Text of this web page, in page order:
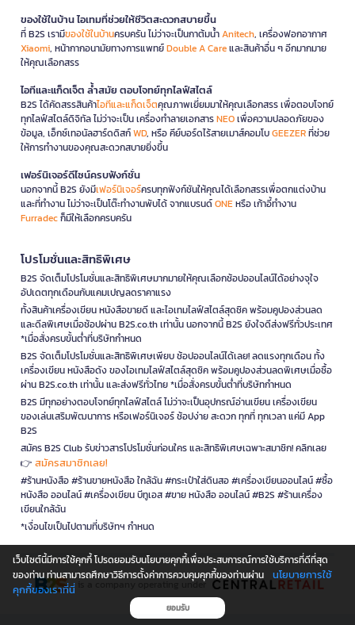
ของใช้ในบ้าน ไอเทมที่ช่วยให้ชีวิตสะดวกสบายขึ้น
ที่ B2S เรามีของใช้ในบ้านครบครัน ไม่ว่าจะเป็นกาต้มน้ำAnitech, เครื่องฟอกอากาศ
Xiaomi, หน้ากากอนามัยทางการแพทย์Double A Careและสินค้าอื่น ๆ อีกมากมาย
ให้คุณเลือกสรร
ไอทีและแก็ดเจ็ต ล้ำสมัย ตอบโจทย์ทุกไลฟ์สไตล์
B2S ได้คัดสรรสินค้าไอทีและแก็ดเจ็ตคุณภาพเยี่ยมมาให้คุณเลือกสรร เพื่อตอบโจทย์
ทุกไลฟ์สไตล์ดิจิทัล ไม่ว่าจะเป็น เครื่องทำลายเอกสารNEOเพื่อความปลอดภัยของ
ข้อมูล, เอ็กซ์เทอนัลฮาร์ดดิสก์WD, หรือ คีย์บอร์ดไร้สายเมาส์คอมโบGEEZERที่ช่วย
ให้การทำงานของคุณสะดวกสบายยิ่งขึ้น
เฟอร์นิเจอร์ดีไซน์ครบฟังก์ชั่น
นอกจากนี้ B2S ยังมีเฟอร์นิเจอร์ครบทุกฟังก์ชันให้คุณได้เลือกสรรเพื่อตกแต่งบ้าน
และที่ทำงาน ไม่ว่าจะเป็นโต๊ะทำงานพับได้ จากแบรนด์ONEหรือ เก้าอี้ทำงาน
Furradecก็มีให้เลือกครบครัน
โปรโมชั่นและสิทธิพิเศษ
B2S จัดเต็มโปรโมชั่นและสิทธิพิเศษมากมายให้คุณเลือกช้อปออนไลน์ได้อย่างจุใจ
อัปเดตทุกเดือนกับแคมเปญลดราคาแรง
ทั้งสินค้าเครื่องเขียน หนังสือขายดี และไอเทมไลฟ์สไตล์สุดชิค พร้อมคูปองส่วนลด
และดีลพิเศษเมื่อช้อปผ่าน B2S.co.th เท่านั้น นอกจากนี้ B2S ยังใจดีส่งฟรีทั่วประเทศ
*เมื่อสั่งครบขั้นต่ำที่บริษัทกำหนด
B2S จัดเต็มโปรโมชั่นและสิทธิพิเศษเพียบ ช้อปออนไลน์ได้เลย! ลดแรงทุกเดือน ทั้ง
เครื่องเขียน หนังสือดัง ของไอเทมไลฟ์สไตล์สุดชิค พร้อมคูปองส่วนลดพิเศษเมื่อซื้อ
ผ่าน B2S.co.th เท่านั้น และส่งฟรีทั่วไทย *เมื่อสั่งครบขั้นต่ำที่บริษัทกำหนด
B2S มีทุกอย่างตอบโจทย์ทุกไลฟ์สไตล์ ไม่ว่าจะเป็นอุปกรณ์อ่านเขียน เครื่องเขียน
ของเล่นเสริมพัฒนาการ หรือเฟอร์นิเจอร์ ช้อปง่าย สะดวก ทุกที่ ทุกเวลา แค่มี App
B2S
สมัคร B2S Club รับข่าวสารโปรโมชั่นก่อนใคร และสิทธิพิเศษเฉพาะสมาชิก! คลิกเลย
👉 สมัครสมาชิกเลย!
#ร้านหนังสือ #ร้านขายหนังสือ ใกล้ฉัน #กระเป๋าใส่ดินสอ #เครื่องเขียนออนไลน์ #ซื้อ
หนังสือ ออนไลน์ #เครื่องเขียน บีทูเอส #ขาย หนังสือ ออนไลน์ #B2S #ร้านเครื่อง
เขียนใกล้ฉัน
*เงื่อนไขเป็นไปตามที่บริษัทฯ กำหนด
is a company operating under
เว็บไซต์นี้มีการใช้คุกกี้ โปรดยอมรับนโยบายคุกกี้เพื่อประสบการณ์การใช้บริการที่ดีที่สุด
ของท่าน ท่านสามารถศึกษาวิธีการตั้งค่าการควบคุมคุกกี้ของท่านผ่าน
นโยบายการใช้
คุกกี้ของเราที่นี่
ยอมรับ